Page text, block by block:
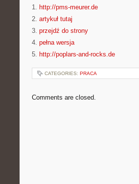
1. http://pms-meurer.de
2. artykuł tutaj
3. przejdź do strony
4. pełna wersja
5. http://poplars-and-rocks.de
CATEGORIES: PRACA
Comments are closed.